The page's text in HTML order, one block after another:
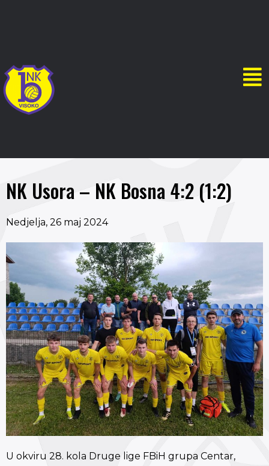
NK Usora – NK Bosna 4:2 (1:2)
Nedjelja, 26 maj 2024
U okviru 28. kola Druge lige FBiH grupa Centar,